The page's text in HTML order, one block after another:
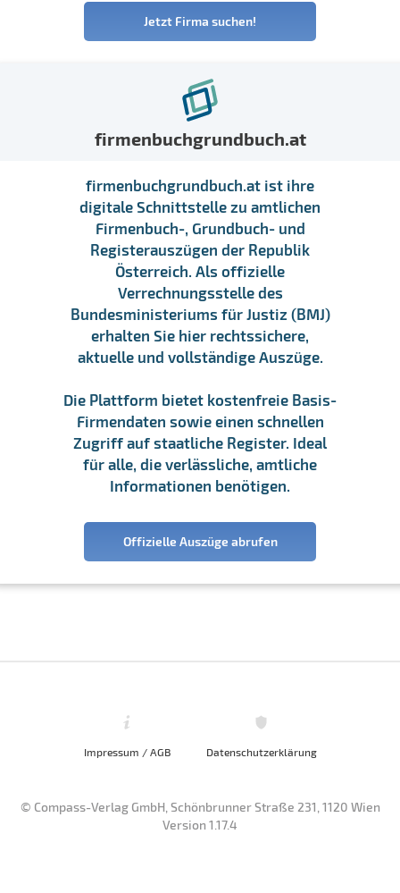
Jetzt Firma suchen!
firmenbuchgrundbuch.at
firmenbuchgrundbuch.at ist ihre
digitale Schnittstelle zu amtlichen
Firmenbuch-, Grundbuch- und
Registerauszügen der Republik
Österreich. Als offizielle
Verrechnungsstelle des
Bundesministeriums für Justiz (BMJ)
erhalten Sie hier rechtssichere,
aktuelle und vollständige Auszüge.
Die Plattform bietet kostenfreie Basis-
Firmendaten sowie einen schnellen
Zugriff auf staatliche Register. Ideal
für alle, die verlässliche, amtliche
Informationen benötigen.
Offizielle Auszüge abrufen
Impressum / AGB Datenschutzerklärung
© Compass-Verlag GmbH, Schönbrunner Straße 231, 1120 Wien
Version 1.17.4